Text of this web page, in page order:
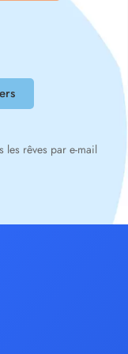
les rêves par e-mail